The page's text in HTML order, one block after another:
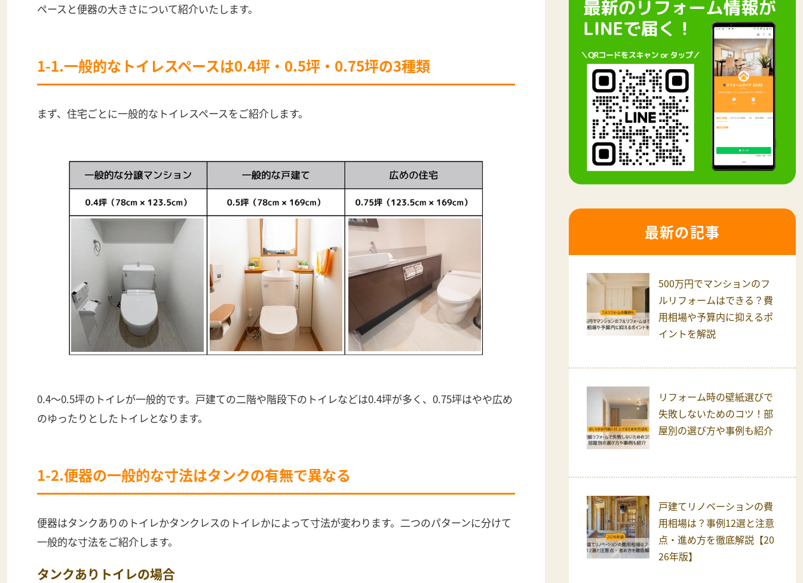
ペースと便器の大きさについて紹介いたします。
1-1.一般的なトイレスペースは0.4坪・0.5坪・0.75坪の3種類
まず、住宅ごとに一般的なトイレスペースをご紹介します。
0.4～0.5坪のトイレが一般的です。戸建ての二階や階段下のトイレなどは0.4坪が多く、0.75坪はやや広め
のゆったりとしたトイレとなります。
1-2.便器の一般的な寸法はタンクの有無で異なる
便器はタンクありのトイレかタンクレスのトイレかによって寸法が変わります。二つのパターンに分けて
一般的な寸法をご紹介します。
タンクありトイレの場合
最新の記事
500万円でマンションのフ
ルリフォームはできる？費
用相場や予算内に抑えるポ
イントを解説
リフォーム時の壁紙選びで
失敗しないためのコツ！部
屋別の選び方や事例も紹介
戸建てリノベーションの費
用相場は？事例12選と注意
点・進め方を徹底解説【20
26年版】